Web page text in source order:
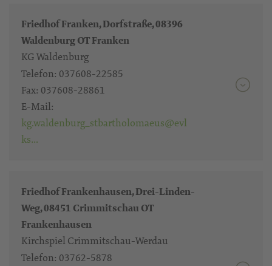
Friedhof Franken, Dorfstraße, 08396
Waldenburg OT Franken
KG Waldenburg
Telefon: 037608-22585
Fax: 037608-28861
E-Mail:
kg.waldenburg_stbartholomaeus@evl
ks…
Friedhof Frankenhausen, Drei-Linden-
Weg, 08451 Crimmitschau OT
Frankenhausen
Kirchspiel Crimmitschau-Werdau
Telefon: 03762-5878